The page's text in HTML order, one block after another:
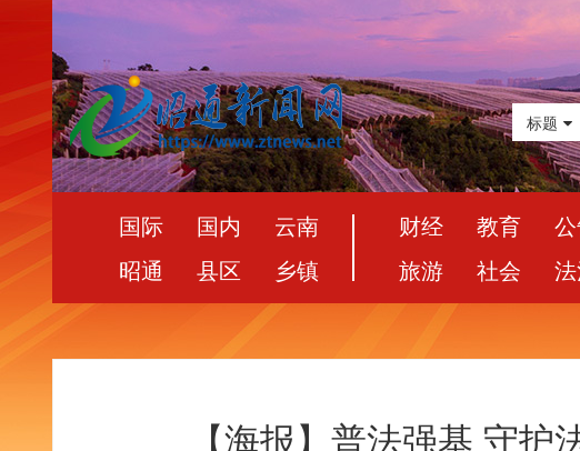
标题
国际 国内
云南
昭通
县区 乡镇
财经 教育
旅游
社会
【海报】普法强基 守护